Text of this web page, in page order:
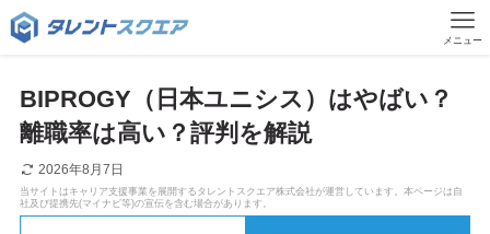
メニュー
BIPROGY（日本ユニシス）はやばい？
離職率は高い？評判を解説
2026年8月7日